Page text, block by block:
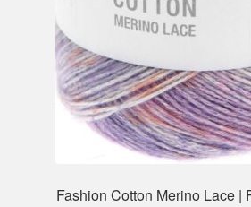
Fashion Cotton Merino Lace |